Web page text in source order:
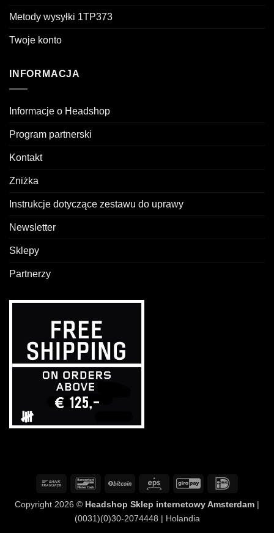
Metody wysyłki 1TP373
Twoje konto
INFORMACJA
Informacje o Headshop
Program partnerski
Kontakt
Zniżka
Instrukcje dotyczące zestawu do uprawy
Newsletter
Sklepy
Partnerzy
Przelew
BancontactBitCoin Eps GiroPay
Copyright 2026 © Headshop Sklep internetowy Amsterdam |
(0031)(0)30-2074448 | Holandia